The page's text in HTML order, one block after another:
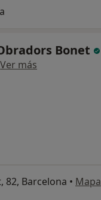
Bonet
Ver más
82, Barcelona • Mapa